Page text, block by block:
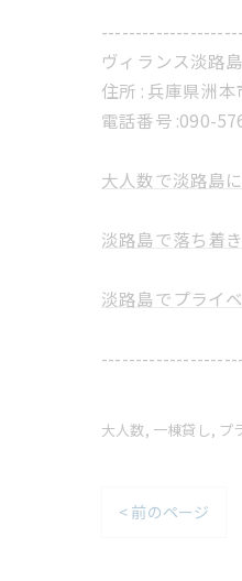
ヴィランス淡路島
住所 : 兵庫県洲本
電話番号 :​090-
大人数で淡路島
淡路島で落ち着
淡路島でプライ
大人数 一棟貸し プ
< 前のページ